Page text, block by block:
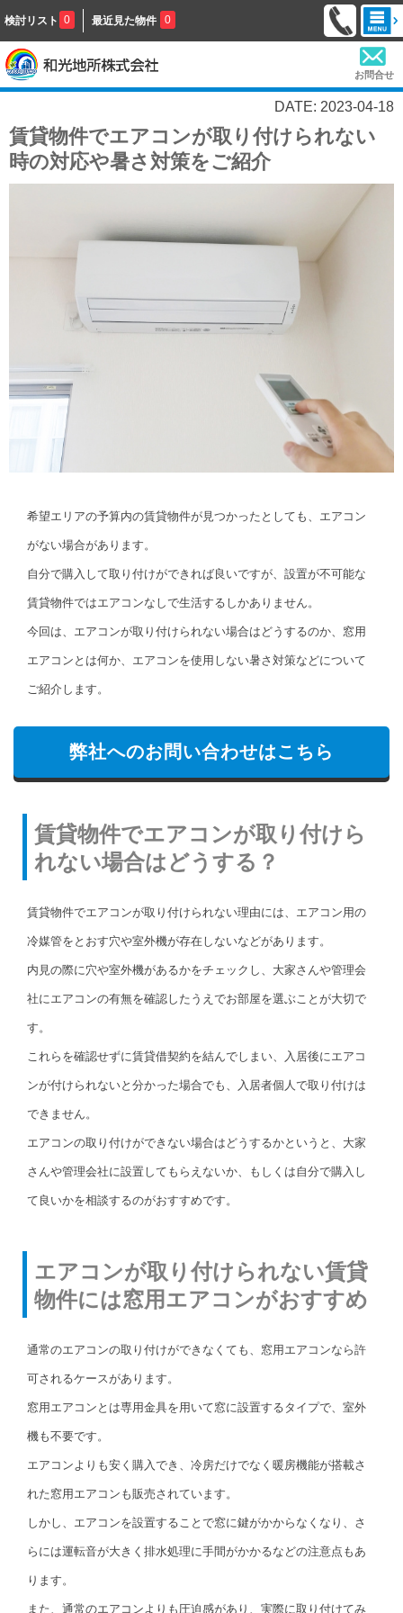
検討リスト 0 最近見た物件 0
お問合せ
DATE: 2023-04-18
賃貸物件でエアコンが取り付けられない
時の対応や暑さ対策をご紹介
希望エリアの予算内の賃貸物件が見つかったとしても、エアコン
がない場合があります。
自分で購入して取り付けができれば良いですが、設置が不可能な
賃貸物件ではエアコンなしで生活するしかありません。
今回は、エアコンが取り付けられない場合はどうするのか、窓用
エアコンとは何か、エアコンを使用しない暑さ対策などについて
ご紹介します。
弊社へのお問い合わせはこちら
賃貸物件でエアコンが取り付けら
れない場合はどうする？
賃貸物件でエアコンが取り付けられない理由には、エアコン用の
冷媒管をとおす穴や室外機が存在しないなどがあります。
内見の際に穴や室外機があるかをチェックし、大家さんや管理会
社にエアコンの有無を確認したうえでお部屋を選ぶことが大切で
す。
これらを確認せずに賃貸借契約を結んでしまい、入居後にエアコ
ンが付けられないと分かった場合でも、入居者個人で取り付けは
できません。
エアコンの取り付けができない場合はどうするかというと、大家
さんや管理会社に設置してもらえないか、もしくは自分で購入し
て良いかを相談するのがおすすめです。
エアコンが取り付けられない賃貸
物件には窓用エアコンがおすすめ
通常のエアコンの取り付けができなくても、窓用エアコンなら許
可されるケースがあります。
窓用エアコンとは専用金具を用いて窓に設置するタイプで、室外
機も不要です。
エアコンよりも安く購入でき、冷房だけでなく暖房機能が搭載さ
れた窓用エアコンも販売されています。
しかし、エアコンを設置することで窓に鍵がかからなくなり、さ
らには運転音が大きく排水処理に手間がかかるなどの注意点もあ
ります。
また、通常のエアコンよりも圧迫感があり、実際に取り付けてみ